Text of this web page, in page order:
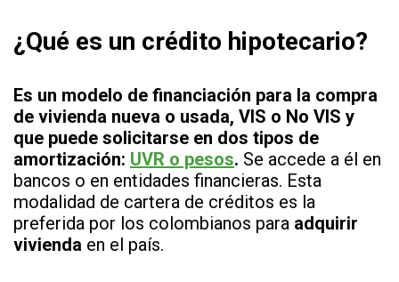
¿Qué es un crédito hipotecario?
Es un modelo de financiación para la compra
de vivienda nueva o usada, VIS o No VIS y
que puede solicitarse en dos tipos de
amortización: UVR o pesos. Se accede a él en
bancos o en entidades financieras. Esta
modalidad de cartera de créditos es la
preferida por los colombianos para adquirir
vivienda en el país.